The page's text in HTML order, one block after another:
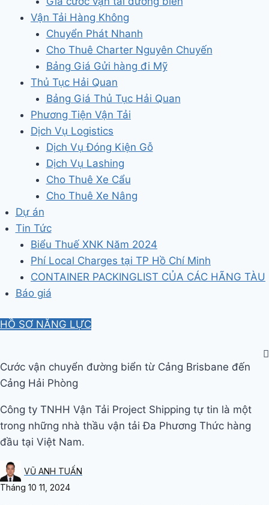
Vận Tải Hàng Không
Chuyển Phát Nhanh
Cho Thuê Charter Nguyên Chuyến
Bảng Giá Gửi hàng đi Mỹ
Thủ Tục Hải Quan
Bảng Giá Thủ Tục Hải Quan
Phương Tiện Vận Tải
Dịch Vụ Logistics
Dịch Vụ Đóng Kiện Gỗ
Dịch Vụ Lashing
Cho Thuê Xe Cẩu
Cho Thuê Xe Nâng
Dự án
Tin Tức
Biểu Thuế XNK Năm 2024
Phí Local Charges tại TP Hồ Chí Minh
CONTAINER PACKINGLIST CỦA CÁC HÃNG TÀU
Báo giá
HỒ SƠ NĂNG LỰC
Cước vận chuyển đường biển từ Cảng Brisbane đến
Cảng Hải Phòng
Công ty TNHH Vận Tải Project Shipping tự tin là một
trong những nhà thầu vận tải Đa Phương Thức hàng
đầu tại Việt Nam.
VŨ ANH TUẤN
Tháng 10 11, 2024